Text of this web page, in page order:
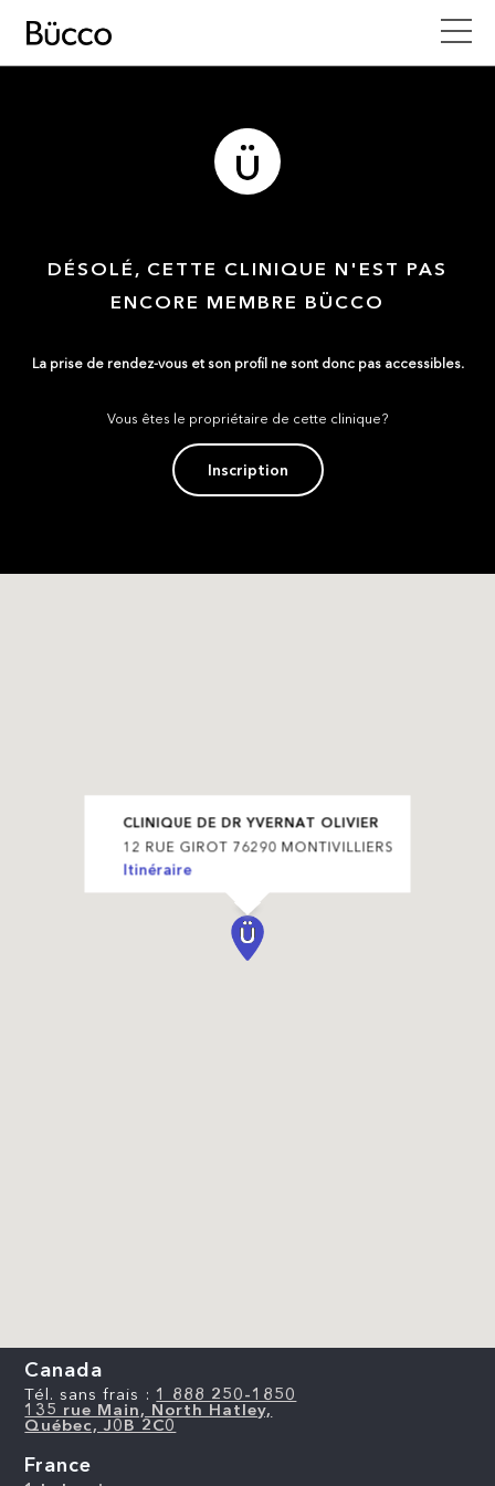
DÉSOLÉ, CETTE CLINIQUE N'EST PAS
ENCORE MEMBRE BÜCCO
La prise de rendez-vous et son profil ne sont donc pas accessibles.
Vous êtes le propriétaire de cette clinique?
Inscription
CLINIQUE DE DR YVERNAT OLIVIER
12 RUE GIROT 76290 MONTIVILLIERS
Itinéraire
Canada
Tél. sans frais : 1 888 250-1850
135 rue Main, North Hatley,
Québec, J0B 2C0
France